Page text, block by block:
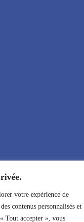
votre expérience de
contenus personnalisés et
Tout accepter », vous